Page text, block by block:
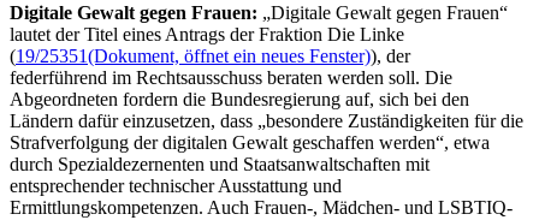
Digitale Gewalt gegen Frauen: „Digitale Gewalt gegen Frauen“
lautet der Titel eines Antrags der Fraktion Die Linke
(19/25351(Dokument, öffnet ein neues Fenster)), der
federführend im Rechtsausschuss beraten werden soll. Die
Abgeordneten fordern die Bundesregierung auf, sich bei den
Ländern dafür einzusetzen, dass „besondere Zuständigkeiten für die
Strafverfolgung der digitalen Gewalt geschaffen werden“, etwa
durch Spezialdezernenten und Staatsanwaltschaften mit
entsprechender technischer Ausstattung und
Ermittlungskompetenzen. Auch Frauen-, Mädchen- und LSBTIQ-